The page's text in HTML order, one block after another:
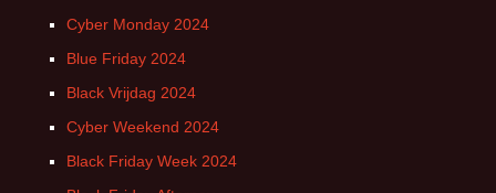
Cyber Monday 2024
Blue Friday 2024
Black Vrijdag 2024
Cyber Weekend 2024
Black Friday Week 2024